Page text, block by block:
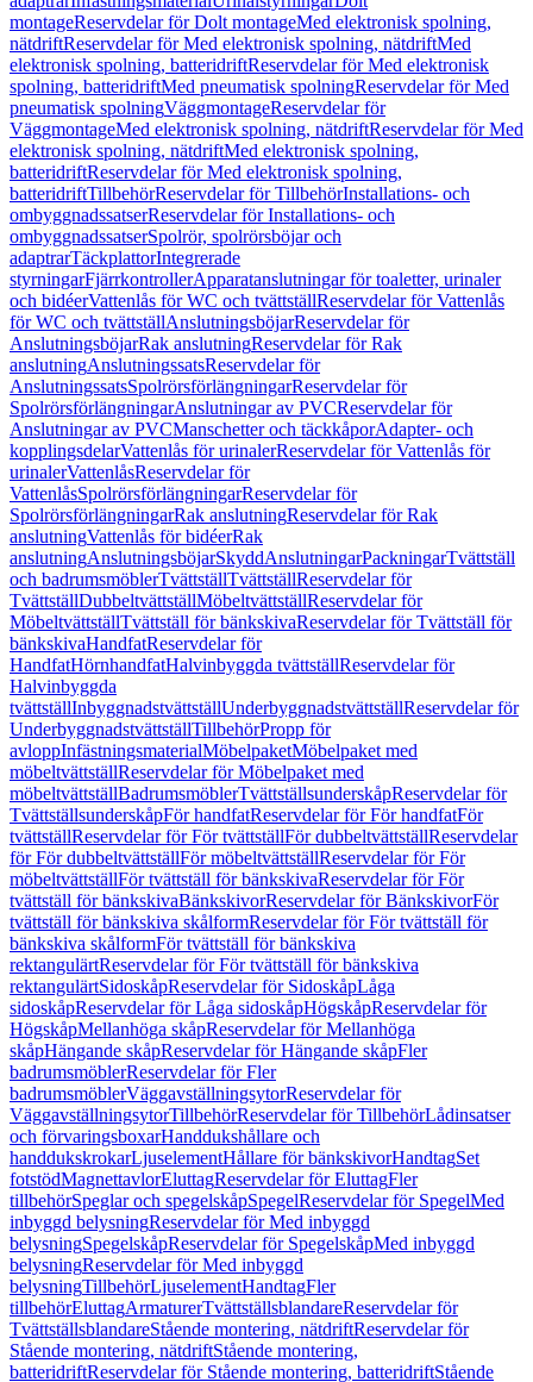
montageReservdelar för Dolt montageMed elektronisk spolning,
nätdriftReservdelar för Med elektronisk spolning, nätdriftMed
elektronisk spolning, batteridriftReservdelar för Med elektronisk
spolning, batteridriftMed pneumatisk spolningReservdelar för Med
pneumatisk spolningVäggmontageReservdelar för
VäggmontageMed elektronisk spolning, nätdriftReservdelar för Med
elektronisk spolning, nätdriftMed elektronisk spolning,
batteridriftReservdelar för Med elektronisk spolning,
batteridriftTillbehörReservdelar för TillbehörInstallations- och
ombyggnadssatserReservdelar för Installations- och
ombyggnadssatserSpolrör, spolrörsböjar och
adaptrarTäckplattorIntegrerade
styrningarFjärrkontrollerApparatanslutningar för toaletter, urinaler
och bidéerVattenlås för WC och tvättställReservdelar för Vattenlås
för WC och tvättställAnslutningsböjarReservdelar för
AnslutningsböjarRak anslutningReservdelar för Rak
anslutningAnslutningssatsReservdelar för
AnslutningssatsSpolrörsförlängningarReservdelar för
SpolrörsförlängningarAnslutningar av PVCReservdelar för
Anslutningar av PVCManschetter och täckkåporAdapter- och
kopplingsdelarVattenlås för urinalerReservdelar för Vattenlås för
urinalerVattenlåsReservdelar för
VattenlåsSpolrörsförlängningarReservdelar för
SpolrörsförlängningarRak anslutningReservdelar för Rak
anslutningVattenlås för bidéerRak
anslutningAnslutningsböjarSkyddAnslutningarPackningarTvättställ
och badrumsmöblerTvättställTvättställReservdelar för
TvättställDubbeltvättställMöbeltvättställReservdelar för
MöbeltvättställTvättställ för bänkskivaReservdelar för Tvättställ för
bänkskivaHandfatReservdelar för
HandfatHörnhandfatHalvinbyggda tvättställReservdelar för
Halvinbyggda
tvättställInbyggnadstvättställUnderbyggnadstvättställReservdelar för
UnderbyggnadstvättställTillbehörPropp för
avloppInfästningsmaterialMöbelpaketMöbelpaket med
möbeltvättställReservdelar för Möbelpaket med
möbeltvättställBadrumsmöblerTvättställsunderskåpReservdelar för
TvättställsunderskåpFör handfatReservdelar för För handfatFör
tvättställReservdelar för För tvättställFör dubbeltvättställReservdelar
för För dubbeltvättställFör möbeltvättställReservdelar för För
möbeltvättställFör tvättställ för bänkskivaReservdelar för För
tvättställ för bänkskivaBänkskivorReservdelar för BänkskivorFör
tvättställ för bänkskiva skålformReservdelar för För tvättställ för
bänkskiva skålformFör tvättställ för bänkskiva
rektangulärtReservdelar för För tvättställ för bänkskiva
rektangulärtSidoskåpReservdelar för SidoskåpLåga
sidoskåpReservdelar för Låga sidoskåpHögskåpReservdelar för
HögskåpMellanhöga skåpReservdelar för Mellanhöga
skåpHängande skåpReservdelar för Hängande skåpFler
badrumsmöblerReservdelar för Fler
badrumsmöblerVäggavställningsytorReservdelar för
VäggavställningsytorTillbehörReservdelar för TillbehörLådinsatser
och förvaringsboxarHanddukshållare och
handdukskrokarLjuselementHållare för bänkskivorHandtagSet
fotstödMagnettavlorEluttagReservdelar för EluttagFler
tillbehörSpeglar och spegelskåpSpegelReservdelar för SpegelMed
inbyggd belysningReservdelar för Med inbyggd
belysningSpegelskåpReservdelar för SpegelskåpMed inbyggd
belysningReservdelar för Med inbyggd
belysningTillbehörLjuselementHandtagFler
tillbehörEluttagArmaturerTvättställsblandareReservdelar för
TvättställsblandareStående montering, nätdriftReservdelar för
Stående montering, nätdriftStående montering,
batteridriftReservdelar för Stående montering, batteridriftStående